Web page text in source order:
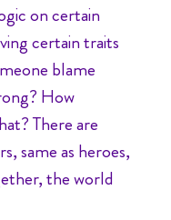
on certain
certain traits
blame
How
There are
same as heroes,
the world